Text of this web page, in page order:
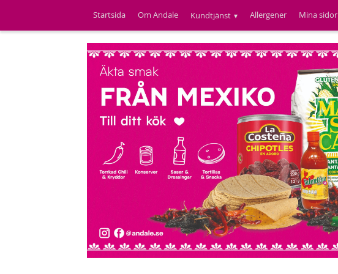
Startsida Om Andale Kundtjänst Allergener Mina sidor